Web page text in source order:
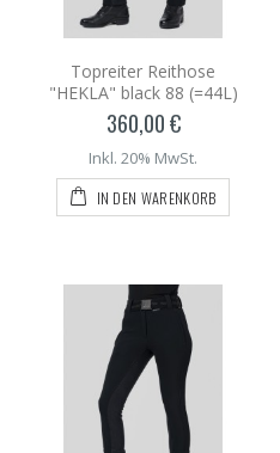
Topreiter Reithose
"HEKLA" black 88 (=44L)
360,00 €
Inkl. 20% MwSt.
IN DEN WARENKORB